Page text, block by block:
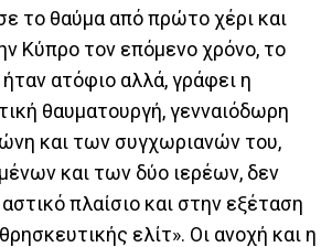
το θαύμα από πρώτο χέρι και
Κύπρο τον επόμενο χρόνο, το
ατόφιο αλλά, γράφει η
θαυματουργή, γενναιόδωρη
και των συγχωριανών του,
και των δύο ιερέων, δεν
πλαίσιο και στην εξέταση
ελίτ». Οι ανοχή και η